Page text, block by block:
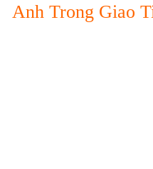
Anh Trong Giao